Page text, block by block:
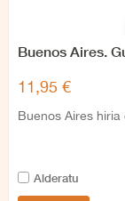
Buenos Aires.
11,95 €
Buenos Aires
Alderatu